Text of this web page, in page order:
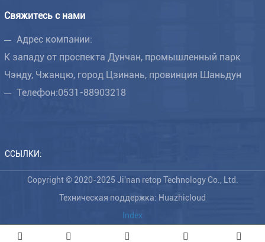
Свяжитесь с нами
Адрес компании:
К западу от проспекта Дунчан, промышленный парк
Чэнду, Чжанцю, город Цзинань, провинция Шаньдун
Телефон:0531-88903218
ССЫЛКИ:
Copyright © 2020-2025 Ji'nan retop Technology Co., Ltd.
Техническая поддержка: Huazhicloud
Index